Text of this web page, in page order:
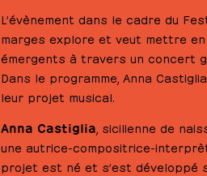
L’évènement dans le cadre du
marges explore et veut mettre
émergents à travers un concert
Dans le programme, Anna
leur projet musical.
Anna Castiglia , sicilienne de
une autrice-compositrice-
projet est né et s’est développé